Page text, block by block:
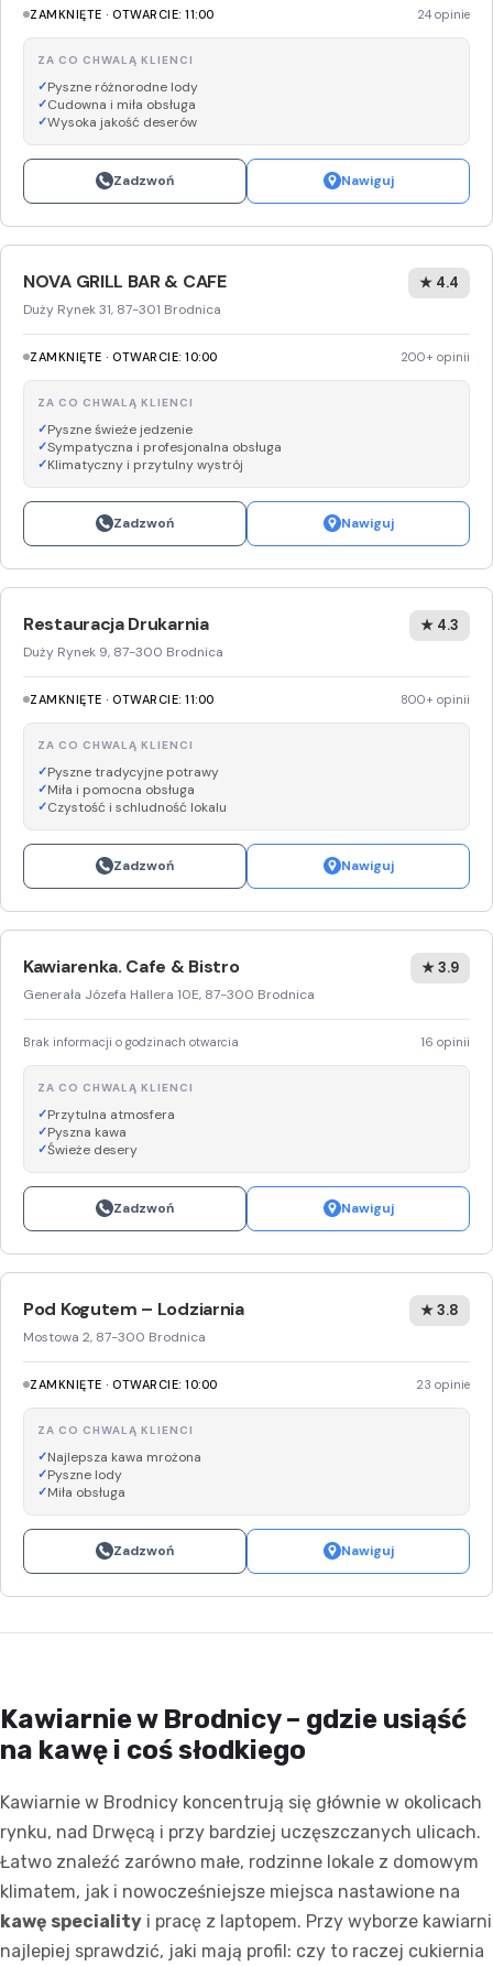
ZAMKNIĘTE · OTWARCIE: 11:00 24 opinie
ZA CO CHWALĄ KLIENCI
Pyszne różnorodne lody
Cudowna i miła obsługa
Wysoka jakość deserów
Zadzwoń Nawiguj
NOVA GRILL BAR & CAFE
Duży Rynek 31, 87-301 Brodnica
★ 4.4
ZAMKNIĘTE · OTWARCIE: 10:00 200+ opinii
ZA CO CHWALĄ KLIENCI
Pyszne świeże jedzenie
Sympatyczna i profesjonalna obsługa
Klimatyczny i przytulny wystrój
Zadzwoń Nawiguj
Restauracja Drukarnia
Duży Rynek 9, 87-300 Brodnica
★ 4.3
ZAMKNIĘTE · OTWARCIE: 11:00 800+ opinii
ZA CO CHWALĄ KLIENCI
Pyszne tradycyjne potrawy
Miła i pomocna obsługa
Czystość i schludność lokalu
Zadzwoń Nawiguj
Kawiarenka. Cafe & Bistro
Generała Józefa Hallera 10E, 87-300 Brodnica
★ 3.9
Brak informacji o godzinach otwarcia 16 opinii
ZA CO CHWALĄ KLIENCI
Przytulna atmosfera
Pyszna kawa
Świeże desery
Zadzwoń Nawiguj
Pod Kogutem – Lodziarnia
Mostowa 2, 87-300 Brodnica
★ 3.8
ZAMKNIĘTE · OTWARCIE: 10:00 23 opinie
ZA CO CHWALĄ KLIENCI
Najlepsza kawa mrożona
Pyszne lody
Miła obsługa
Zadzwoń Nawiguj
Kawiarnie w Brodnicy – gdzie usiąść
na kawę i coś słodkiego
Kawiarnie w Brodnicy koncentrują się głównie w okolicach
rynku, nad Drwęcą i przy bardziej uczęszczanych ulicach.
Łatwo znaleźć zarówno małe, rodzinne lokale z domowym
klimatem, jak i nowocześniejsze miejsca nastawione na
kawę speciality i pracę z laptopem. Przy wyborze kawiarni
najlepiej sprawdzić, jaki mają profil: czy to raczej cukiernia